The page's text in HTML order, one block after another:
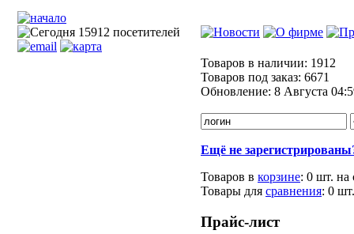
Товаров в наличии: 1912
Товаров под заказ: 6671
Обновление: 8 Августа
Ещё не
Товаров в корзине: 0 шт. на
Товары для сравнения: 0 шт.
Прайс-лист